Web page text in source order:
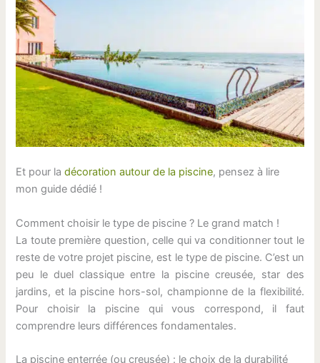
Et pour ladécoration autour de la piscine, pensez à lire
mon guide dédié !
Comment choisir le type de piscine ? Le grand match !
La toute première question, celle qui va conditionner tout le
reste de votre projet piscine, est le type de piscine. C’est un
peu le duel classique entre la piscine creusée, star des
jardins, et la piscine hors-sol, championne de la flexibilité.
Pour choisir la piscine qui vous correspond, il faut
comprendre leurs différences fondamentales.
La piscine enterrée (ou creusée) : le choix de la durabilité